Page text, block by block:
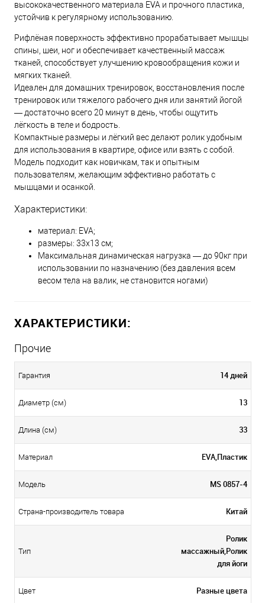
высококачественного материала EVA и прочного пластика,
устойчив к регулярному использованию.
Рифлёная поверхность эффективно прорабатывает мышцы
спины, шеи, ног и обеспечивает качественный массаж
тканей, способствует улучшению кровообращения кожи и
мягких тканей.
Идеален для домашних тренировок, восстановления после
тренировок или тяжелого рабочего дня или занятий йогой
— достаточно всего 20 минут в день, чтобы ощутить
лёгкость в теле и бодрость.
Компактные размеры и лёгкий вес делают ролик удобным
для использования в квартире, офисе или взять с собой.
Модель подходит как новичкам, так и опытным
пользователям, желающим эффективно работать с
мышцами и осанкой.
Характеристики:
материал: EVA;
размеры: 33x13 см;
Максимальная динамическая нагрузка — до 90кг при
использовании по назначению (без давления всем
весом тела на валик, не становится ногами)
ХАРАКТЕРИСТИКИ:
Прочие
Гарантия 14 дней
Диаметр (см) 13
Длина (см) 33
Материал EVA,Пластик
Модель MS 0857-4
Страна-производитель товара Китай
Тип
Ролик
массажный,Ролик
для йоги
Цвет Разные цвета